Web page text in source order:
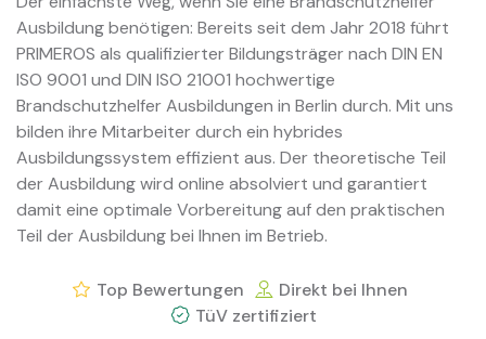
Ausbildung benötigen: Bereits seit dem Jahr 2018 führt
PRIMEROS als qualifizierter Bildungsträger nach DIN EN
ISO 9001 und DIN ISO 21001 hochwertige
Brandschutzhelfer Ausbildungen in Berlin durch. Mit uns
bilden ihre Mitarbeiter durch ein hybrides
Ausbildungssystem effizient aus. Der theoretische Teil
der Ausbildung wird online absolviert und garantiert
damit eine optimale Vorbereitung auf den praktischen
Teil der Ausbildung bei Ihnen im Betrieb.
Top Bewertungen
Direkt bei Ihnen
TüV zertifiziert